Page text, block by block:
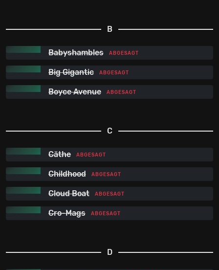
B
Babyshambles ABGESAGT
Big Gigantic ABGESAGT
Boyce Avenue ABGESAGT
C
Cäthe ABGESAGT
Childhood ABGESAGT
Cloud Boat ABGESAGT
Cro-Mags ABGESAGT
D